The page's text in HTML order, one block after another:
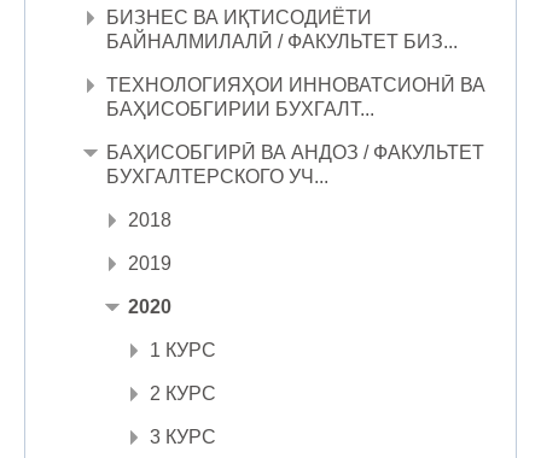
БИЗНЕС ВА ИҚТИСОДИЁТИ
БАЙНАЛМИЛАЛӢ / ФАКУЛЬТЕТ БИЗ...
ТЕХНОЛОГИЯҲОИ ИННОВАТСИОНӢ ВА
БАҲИСОБГИРИИ БУХГАЛТ...
БАҲИСОБГИРӢ ВА АНДОЗ / ФАКУЛЬТЕТ
БУХГАЛТЕРСКОГО УЧ...
2018
2019
2020
1 КУРС
2 КУРС
3 КУРС